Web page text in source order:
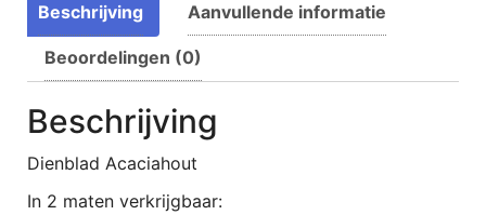
Beschrijving Aanvullende informatie
Beoordelingen (0)
Beschrijving
Dienblad Acaciahout
In 2 maten verkrijgbaar: